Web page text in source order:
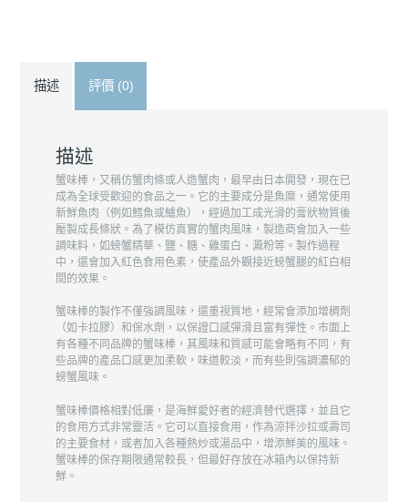
描述 評價 (0)
描述
蟹味棒，又稱仿蟹肉條或人造蟹肉，最早由日本開發，現在已
成為全球受歡迎的食品之一。它的主要成分是魚糜，通常使用
新鮮魚肉（例如鱈魚或鱸魚），經過加工成光滑的膏狀物質後
壓製成長條狀。為了模仿真實的蟹肉風味，製造商會加入一些
調味料，如螃蟹精華、鹽、糖、雞蛋白、澱粉等。製作過程
中，還會加入紅色食用色素，使產品外觀接近螃蟹腿的紅白相
間的效果。
蟹味棒的製作不僅強調風味，還重視質地，經常會添加增稠劑
（如卡拉膠）和保水劑，以保證口感彈滑且富有彈性。市面上
有各種不同品牌的蟹味棒，其風味和質感可能會略有不同，有
些品牌的產品口感更加柔軟，味道較淡，而有些則強調濃郁的
螃蟹風味。
蟹味棒價格相對低廉，是海鮮愛好者的經濟替代選擇，並且它
的食用方式非常靈活。它可以直接食用，作為涼拌沙拉或壽司
的主要食材，或者加入各種熱炒或湯品中，增添鮮美的風味。
蟹味棒的保存期限通常較長，但最好存放在冰箱內以保持新
鮮。